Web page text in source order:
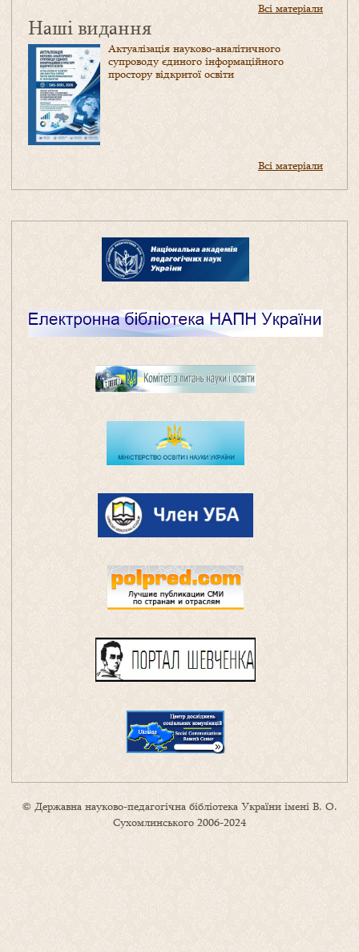
Всі матеріали
Наші видання
Актуалізація науково-аналітичного
супроводу єдиного інформаційного
простору відкритої освіти
Всі матеріали
© Державна науково-педагогічна бібліотека України імені В. О.
Сухомлинського 2006-2024